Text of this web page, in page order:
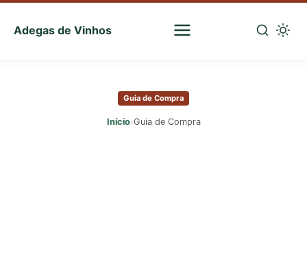
Adegas de Vinhos
Sua
Guia de Compra
Início›Guia de Compra